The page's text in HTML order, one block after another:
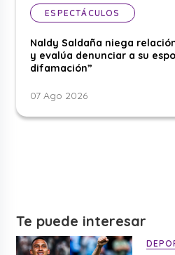
ESPECTÁCULOS
Naldy Saldaña niega
y evalúa denunciar a su
difamación”
07 Ago 2026
Te puede interesar